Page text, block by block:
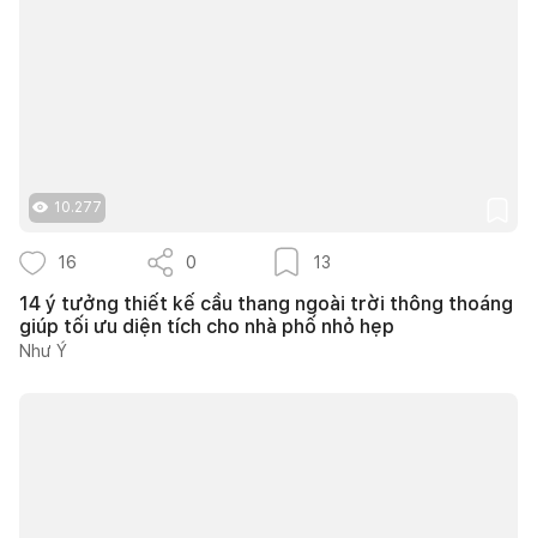
10.277
16 0 13
14 ý tưởng thiết kế cầu thang ngoài trời thông thoáng
giúp tối ưu diện tích cho nhà phố nhỏ hẹp
Như Ý